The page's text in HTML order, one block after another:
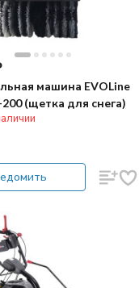
машина EVOLine
(щетка для снега)